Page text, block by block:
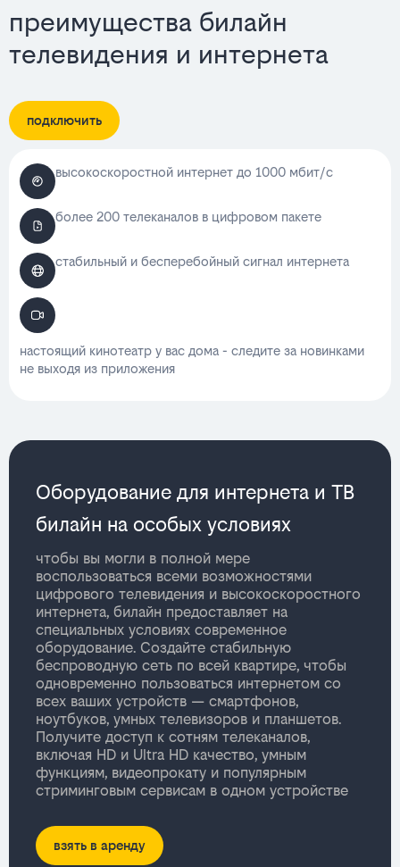
преимущества билайн
телевидения и интернета
подключить
высокоскоростной интернет до 1000 мбит/с
более 200 телеканалов в цифровом пакете
стабильный и бесперебойный сигнал интернета
настоящий кинотеатр у вас дома - следите за новинками
не выходя из приложения
Оборудование для интернета и ТВ
билайн на особых условиях
чтобы вы могли в полной мере
воспользоваться всеми возможностями
цифрового телевидения и высокоскоростного
интернета, билайн предоставляет на
специальных условиях современное
оборудование. Создайте стабильную
беспроводную сеть по всей квартире, чтобы
одновременно пользоваться интернетом со
всех ваших устройств — смартфонов,
ноутбуков, умных телевизоров и планшетов.
Получите доступ к сотням телеканалов,
включая HD и Ultra HD качество, умным
функциям, видеопрокату и популярным
стриминговым сервисам в одном устройстве
взять в аренду